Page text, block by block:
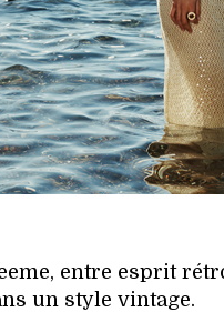
entre esprit
un style vintage.